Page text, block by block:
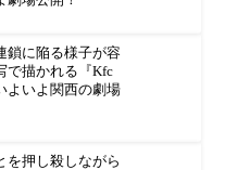
鎖に陥る様子が容
で描かれる『Kfc
よいよ関西の劇場
を押し殺しながら